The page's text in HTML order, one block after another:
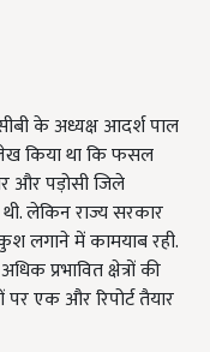
के अध्यक्ष आदर्श पाल
किया था कि फसल
और पड़ोसी जिले
लेकिन राज्य सरकार
लगाने में कामयाब रही.
प्रभावित क्षेत्रों की
एक और रिपोर्ट तैयार